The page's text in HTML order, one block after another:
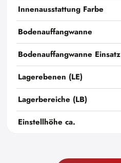
Innenausstattung Farbe
Bodenauffangwanne
Bodenauffangwanne Einsatz
Lagerebenen (LE)
Lagerbereiche (LB)
Einstellhöhe ca.